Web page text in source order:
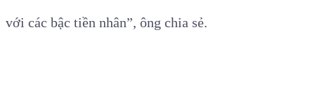
với các bậc tiền nhân”, ông chia sẻ.